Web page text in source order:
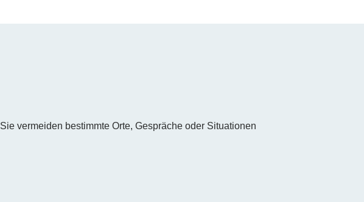
Sie vermeiden bestimmte Orte, Gespräche oder Situationen